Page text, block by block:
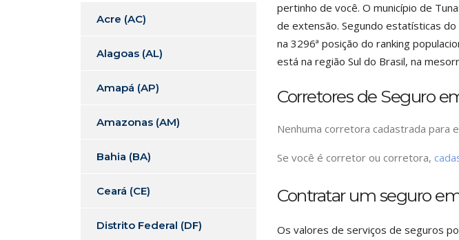
pertinho de você. O município de
de extensão. Segundo estatísticas
na 3296ª posição do ranking
está na região Sul do Brasil, na
Corretores de Seguro
Nenhuma corretora cadastrada para
Se você é corretor ou corretora,
Contratar um seguro
Os valores de serviços de seguros
Acre (AC)
Alagoas (AL)
Amapá (AP)
Amazonas (AM)
Bahia (BA)
Ceará (CE)
Distrito Federal (DF)